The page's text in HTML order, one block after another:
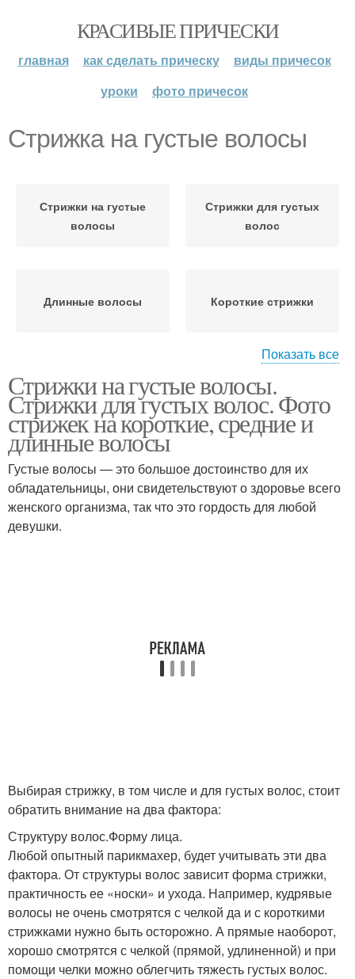
КРАСИВЫЕ ПРИЧЕСКИ
главная как сделать прическу
виды причесок
уроки
фото причесок
Стрижка на густые волосы
Стрижки на густые
волосы
Стрижки для густых
волос
Длинные волосы Короткие стрижки
Каре для густых волос Средние волосы
Модная стрижка Волосы без укладки
Волос с кудрями
Показать все
Стрижки на густые волосы.
Стрижки для густых волос. Фото
стрижек на короткие, средние и
длинные волосы
Густые волосы — это большое достоинство для их
обладательницы, они свидетельствуют о здоровье всего
женского организма, так что это гордость для любой
девушки.
Выбирая стрижку, в том числе и для густых волос, стоит
обратить внимание на два фактора:
Структуру волос.Форму лица.
Любой опытный парикмахер, будет учитывать эти два
фактора. От структуры волос зависит форма стрижки,
практичность ее «носки» и ухода. Например, кудрявые
волосы не очень смотрятся с челкой да и с короткими
стрижками нужно быть осторожно. А прямые наоборот,
хорошо смотрятся с челкой (прямой, удлиненной) и при
помощи челки можно облегчить тяжесть густых волос.